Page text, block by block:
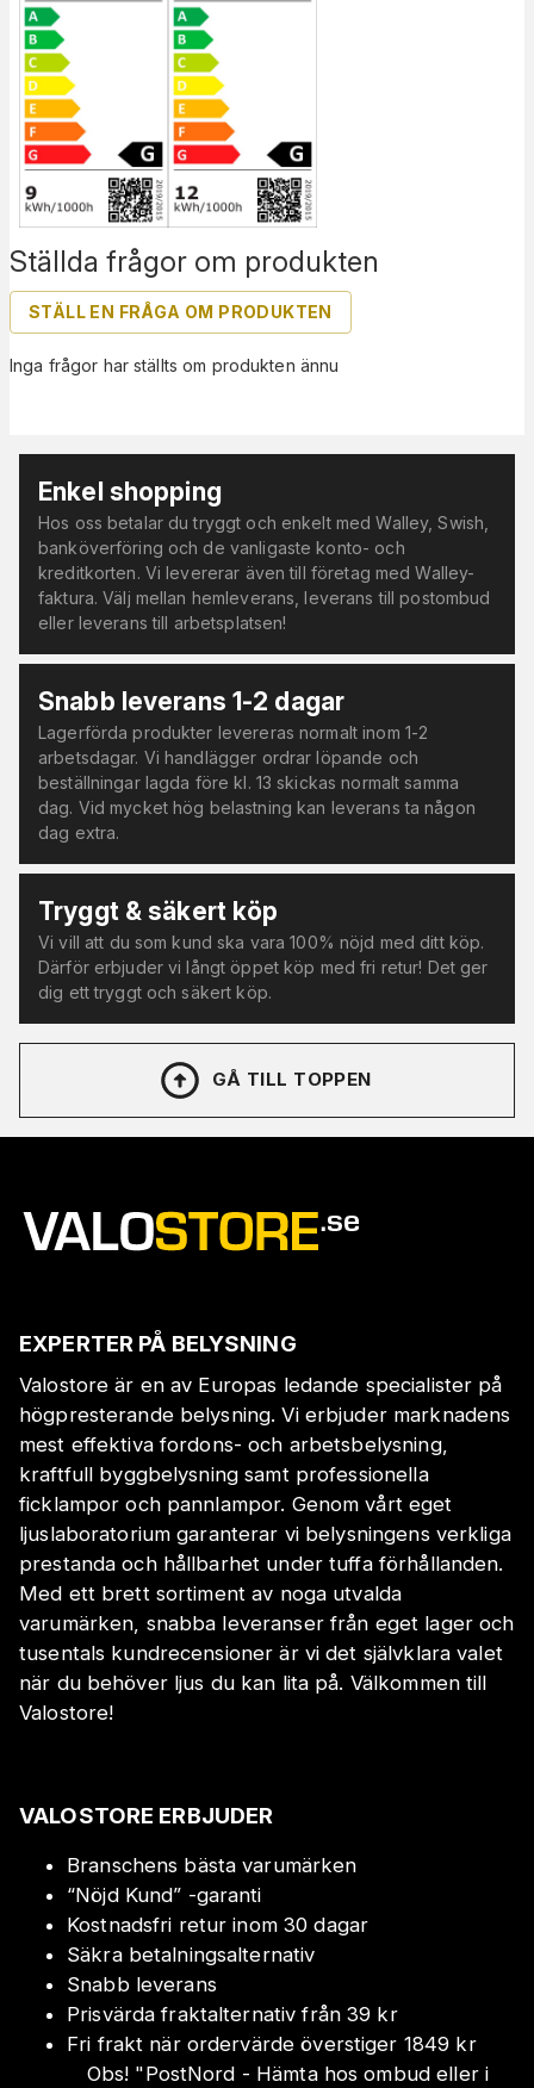
Ställda frågor om produkten
STÄLL EN FRÅGA OM PRODUKTEN
Inga frågor har ställts om produkten ännu
Enkel shopping
Hos oss betalar du tryggt och enkelt med Walley, Swish,
banköverföring och de vanligaste konto- och
kreditkorten. Vi levererar även till företag med Walley-
faktura. Välj mellan hemleverans, leverans till postombud
eller leverans till arbetsplatsen!
Snabb leverans 1-2 dagar
Lagerförda produkter levereras normalt inom 1-2
arbetsdagar. Vi handlägger ordrar löpande och
beställningar lagda före kl. 13 skickas normalt samma
dag. Vid mycket hög belastning kan leverans ta någon
dag extra.
Tryggt & säkert köp
Vi vill att du som kund ska vara 100% nöjd med ditt köp.
Därför erbjuder vi långt öppet köp med fri retur! Det ger
dig ett tryggt och säkert köp.
GÅ TILL TOPPEN
EXPERTER PÅ BELYSNING
Valostore är en av Europas ledande specialister på
högpresterande belysning. Vi erbjuder marknadens
mest effektiva fordons- och arbetsbelysning,
kraftfull byggbelysning samt professionella
ficklampor och pannlampor. Genom vårt eget
ljuslaboratorium garanterar vi belysningens verkliga
prestanda och hållbarhet under tuffa förhållanden.
Med ett brett sortiment av noga utvalda
varumärken, snabba leveranser från eget lager och
tusentals kundrecensioner är vi det självklara valet
när du behöver ljus du kan lita på. Välkommen till
Valostore!
VALOSTORE ERBJUDER
Branschens bästa varumärken
“Nöjd Kund” -garanti
Kostnadsfri retur inom 30 dagar
Säkra betalningsalternativ
Snabb leverans
Prisvärda fraktalternativ från 39 kr
Fri frakt när ordervärde överstiger 1849 kr
Obs! "PostNord - Hämta hos ombud eller i